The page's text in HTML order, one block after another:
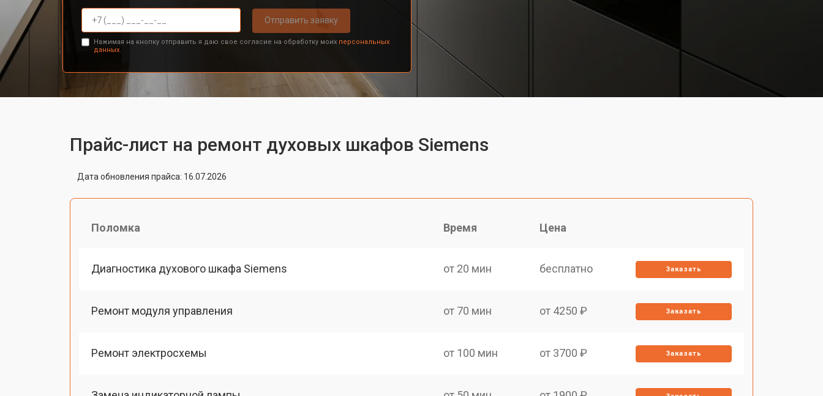
Отправить заявку
Нажимая на кнопку отправить я даю свое согласие на обработку моих персональных
данных.
Прайс-лист на ремонт духовых шкафов Siemens
Дата обновления прайса: 16.07.2026
Поломка Время Цена
Диагностика духового шкафа Siemens от 20 мин бесплатно Заказать
Ремонт модуля управления от 70 мин от 4250 ₽ Заказать
Ремонт электросхемы от 100 мин от 3700 ₽ Заказать